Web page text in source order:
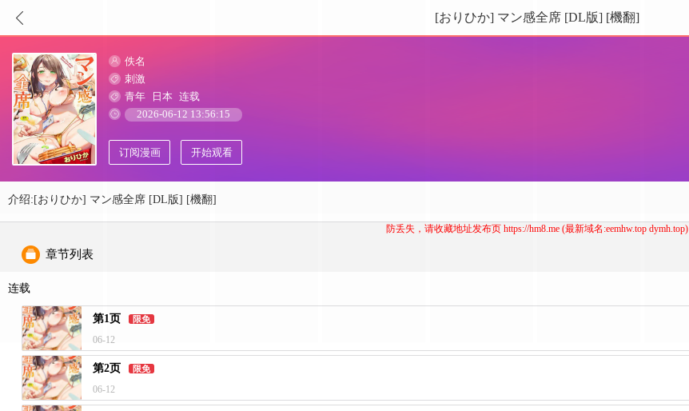
[おりひか] マン感全席 [DL版] [機翻]
佚名
刺激
青年
日本 连载
2026-06-12 13:56:15
订阅漫画 开始观看
介绍:[おりひか] マン感全席 [DL版] [機翻]
防丢失，请收藏地址发布页 https://hm8.me (最新域名:eemhw.top dymh.top)
章节列表
连载
第1页 限免
06-12
第2页 限免
06-12